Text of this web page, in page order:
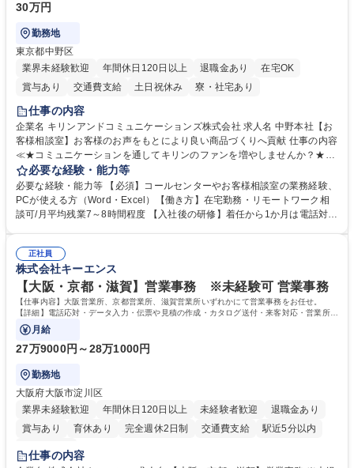
30万円
勤務地
東京都中野区
業界未経験歓迎
年間休日120日以上 退職金あり
在宅OK
賞与あり
交通費支給 土日祝休み 寮・社宅あり
仕事の内容
企業名 キリンアンドコミュニケーションズ株式会社 求人名 中野本社【お
客様相談室】お客様のお声をもとにより良い商品づくりへ貢献 仕事の内容
≪★コミュニケーションを通してキリンのファンを増やしませんか？★≫
お客様のお声をより良い商品づくりに活かしていく上で、窓口となるお客
様相談室でのお仕事です。 日々お客様からいただくキリングループへのご
意見を、企業活動に活かしています。お客様からの声に迅速かつ誠意をも
って対応、情報提供するとともにグループ内活動に反映しています。 【具
平均100件前後■メール・手紙：同上40件前後 募集職種 中野本社【お客様
相談室】お客様のお声をもとにより良い商品づくりへ貢献
必要な経験・能力等
必要な経験・能力等 【必須】コールセンターやお客様相談室の業務経験、
PCが使える方（Word・Excel）【働き方】在宅勤務・リモートワーク相
談可/月平均残業7～8時間程度 【入社後の研修】着任から1か月は電話対応
すのでご安心ください。 【当社について】キリングループの広報機能を担
う会社として、お客様との出会いを大切にし、磨き上げたホスピタリティ
を込めてコミュニケーションをとりながら広報関連業務を行っておりま
す。 学歴・資格 学歴：大学院 大学 高専 短大 専修学校 高校 語学力： 資
格：
正社員
株式会社キーエンス
【大阪・京都・滋賀】営業事務 ※未経験可 営業事務
【仕事内容】大阪営業所、京都営業所、滋賀営業所いずれかにて営業事務をお任せ。
【詳細】電話応対・データ入力・伝票や見積の作成・カタログ送付・来客対応・営業所内
で発生する事務業務や業務改善をお任せ。
月給
27万9000円～28万1000円
勤務地
大阪府大阪市淀川区
業界未経験歓迎
年間休日120日以上 未経験者歓迎
退職金あり
賞与あり
育休あり 完全週休2日制 交通費支給
駅近5分以内
土日祝休み
仕事の内容